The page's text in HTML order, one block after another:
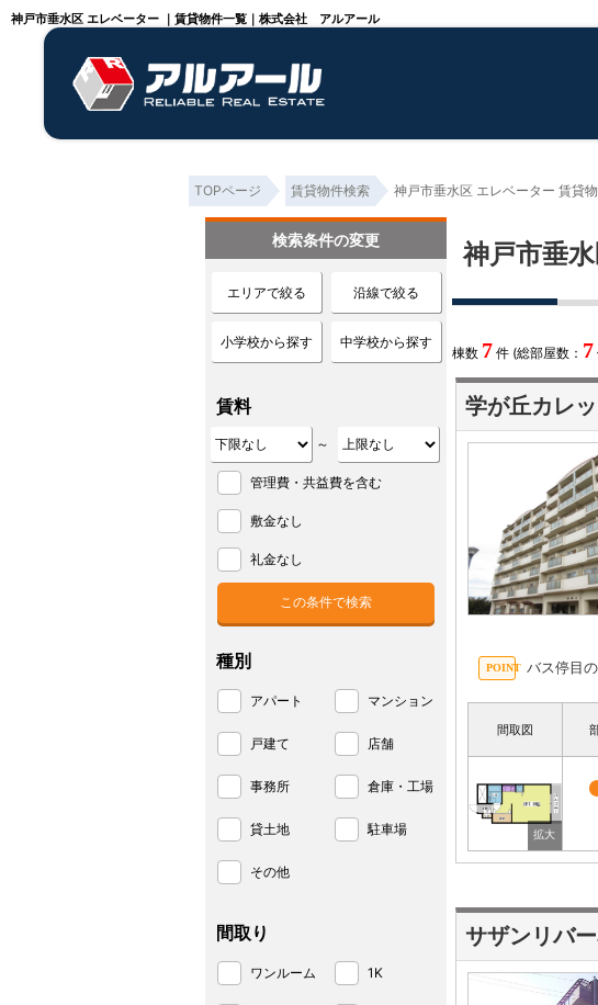
神戸市垂水区 エレベーター ｜賃貸物件一覧｜株式会社 アルアール
TOPページ 賃貸物件検索 神戸市垂水区 エレベーター 賃貸
神戸市垂
棟数 7 件 (総部屋数： 7
学が丘カレ
バス停目
間取図
サザンリバ
検索条件の変更
エリアで絞る 沿線で絞る
小学校から探す 中学校から探す
賃料
～
管理費・共益費を含む
敷金なし
礼金なし
種別
アパート マンション
戸建て 店舗
事務所 倉庫・工場
貸土地 駐車場
その他
間取り
ワンルーム 1K